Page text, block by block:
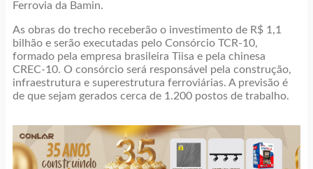
Ferrovia da Bamin.
As obras do trecho receberão o investimento de R$ 1,1
bilhão e serão executadas pelo Consórcio TCR-10,
formado pela empresa brasileira Tiisa e pela chinesa
CREC-10. O consórcio será responsável pela construção,
infraestrutura e superestrutura ferroviárias. A previsão é
de que sejam gerados cerca de 1.200 postos de trabalho.